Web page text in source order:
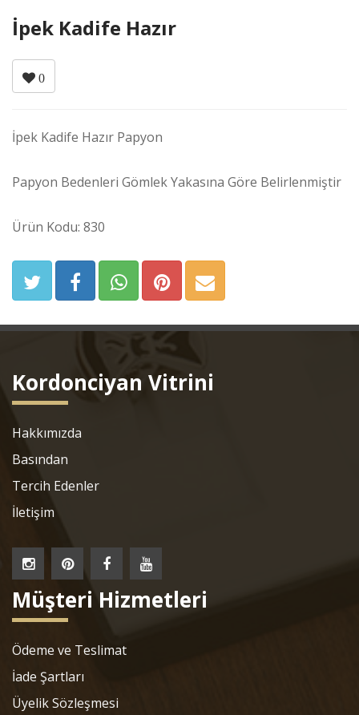
İpek Kadife Hazır
0
İpek Kadife Hazır Papyon
Papyon Bedenleri Gömlek Yakasına Göre Belirlenmiştir
Ürün Kodu: 830
Kordonciyan Vitrini
Hakkımızda
Basından
Tercih Edenler
İletişim
Müşteri Hizmetleri
Ödeme ve Teslimat
İade Şartları
Üyelik Sözleşmesi